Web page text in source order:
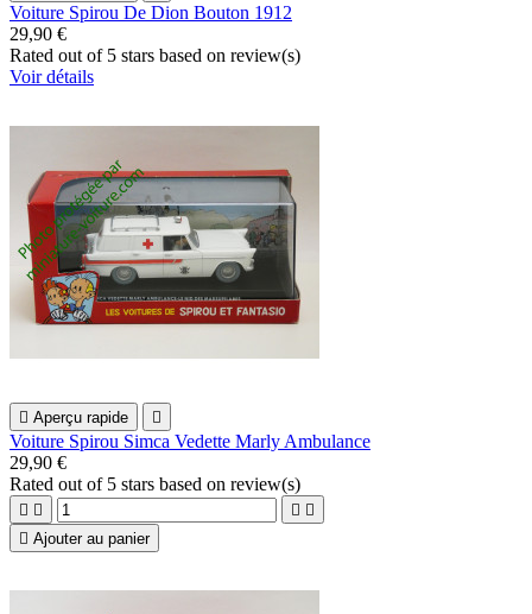
Voiture Spirou De Dion Bouton 1912
29,90 €
Rated out of 5 stars based on review(s)
Voir détails
 Aperçu rapide 
Voiture Spirou Simca Vedette Marly Ambulance
29,90 €
Rated out of 5 stars based on review(s)
   
 Ajouter au panier